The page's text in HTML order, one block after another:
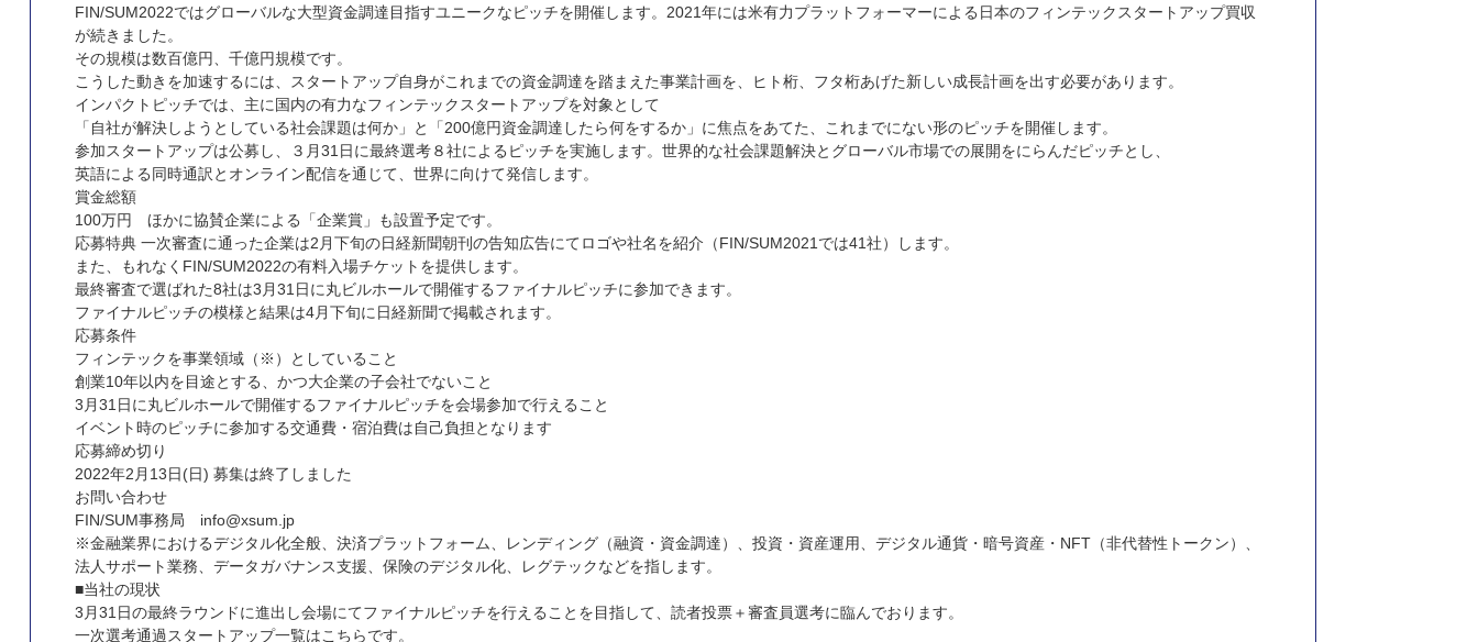
FIN/SUM2022ではグローバルな大型資金調達目指すユニークなピッチを開催します。2021年には米有力プラットフォーマーによる日本のフィンテックスタートアップ買収
が続きました。
その規模は数百億円、千億円規模です。
こうした動きを加速するには、スタートアップ自身がこれまでの資金調達を踏まえた事業計画を、ヒト桁、フタ桁あげた新しい成長計画を出す必要があります。
インパクトピッチでは、主に国内の有力なフィンテックスタートアップを対象として
「自社が解決しようとしている社会課題は何か」と「200億円資金調達したら何をするか」に焦点をあてた、これまでにない形のピッチを開催します。
参加スタートアップは公募し、３月31日に最終選考８社によるピッチを実施します。世界的な社会課題解決とグローバル市場での展開をにらんだピッチとし、
英語による同時通訳とオンライン配信を通じて、世界に向けて発信します。
賞金総額
100万円 ほかに協賛企業による「企業賞」も設置予定です。
応募特典 一次審査に通った企業は2月下旬の日経新聞朝刊の告知広告にてロゴや社名を紹介（FIN/SUM2021では41社）します。
また、もれなくFIN/SUM2022の有料入場チケットを提供します。
最終審査で選ばれた8社は3月31日に丸ビルホールで開催するファイナルピッチに参加できます。
ファイナルピッチの模様と結果は4月下旬に日経新聞で掲載されます。
応募条件
フィンテックを事業領域（※）としていること
創業10年以内を目途とする、かつ大企業の子会社でないこと
3月31日に丸ビルホールで開催するファイナルピッチを会場参加で行えること
イベント時のピッチに参加する交通費・宿泊費は自己負担となります
応募締め切り
2022年2月13日(日) 募集は終了しました
お問い合わせ
FIN/SUM事務局 info@xsum.jp
※金融業界におけるデジタル化全般、決済プラットフォーム、レンディング（融資・資金調達）、投資・資産運用、デジタル通貨・暗号資産・NFT（非代替性トークン）、
法人サポート業務、データガバナンス支援、保険のデジタル化、レグテックなどを指します。
■当社の現状
3月31日の最終ラウンドに進出し会場にてファイナルピッチを行えることを目指して、読者投票＋審査員選考に臨んでおります。
一次選考通過スタートアップ一覧はこちらです。